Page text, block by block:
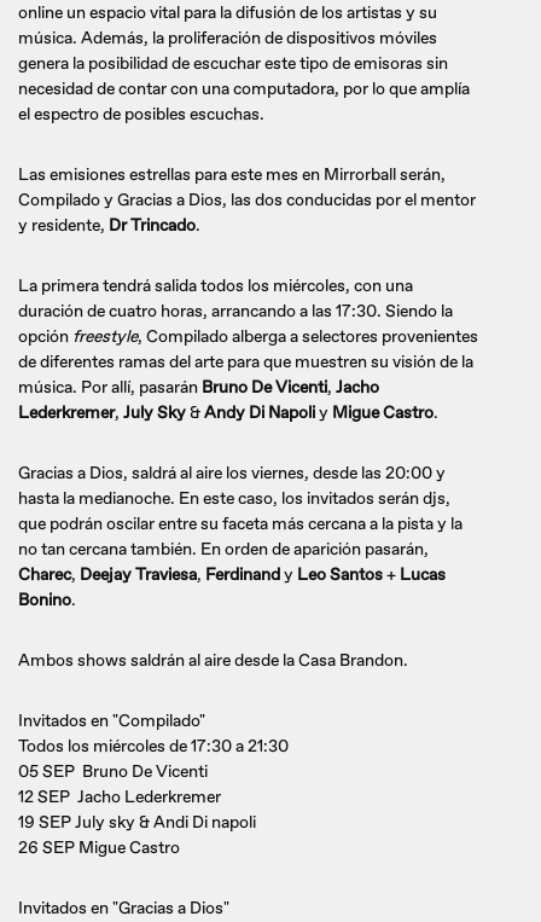
online un espacio vital para la difusión de los artistas y su
música. Además, la proliferación de dispositivos móviles
genera la posibilidad de escuchar este tipo de emisoras sin
necesidad de contar con una computadora, por lo que amplía
el espectro de posibles escuchas.
Las emisiones estrellas para este mes en Mirrorball serán,
Compilado y Gracias a Dios, las dos conducidas por el mentor
y residente, Dr Trincado.
La primera tendrá salida todos los miércoles, con una
duración de cuatro horas, arrancando a las 17:30. Siendo la
opción freestyle, Compilado alberga a selectores provenientes
de diferentes ramas del arte para que muestren su visión de la
música. Por allí, pasarán Bruno De Vicenti, Jacho
Lederkremer, July Sky&Andy Di Napoliy Migue Castro.
Gracias a Dios, saldrá al aire los viernes, desde las 20:00 y
hasta la medianoche. En este caso, los invitados serán djs,
que podrán oscilar entre su faceta más cercana a la pista y la
no tan cercana también. En orden de aparición pasarán,
Charec, Deejay Traviesa, Ferdinandy Leo Santos+ Lucas
Bonino.
Ambos shows saldrán al aire desde la Casa Brandon.
Invitados en "Compilado"
Todos los miércoles de 17:30 a 21:30
05 SEP Bruno De Vicenti
12 SEP Jacho Lederkremer
19 SEP July sky & Andi Di napoli
26 SEP Migue Castro
Invitados en "Gracias a Dios"